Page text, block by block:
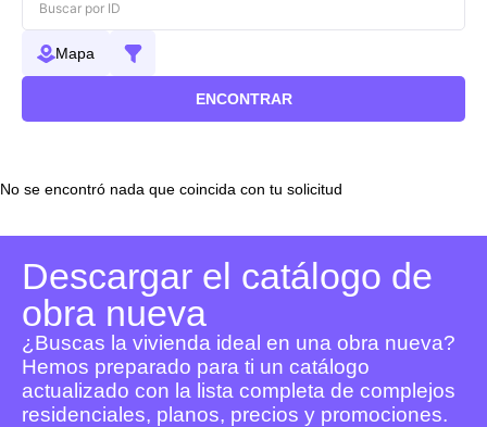
Mapa
ENCONTRAR
No se encontró nada que coincida con tu solicitud
Descargar el catálogo de
obra nueva
¿Buscas la vivienda ideal en una obra nueva?
Hemos preparado para ti un catálogo
actualizado con la lista completa de complejos
residenciales, planos, precios y promociones.